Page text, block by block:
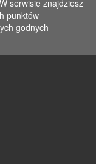
serwisie znajdziesz
punktów
godnych